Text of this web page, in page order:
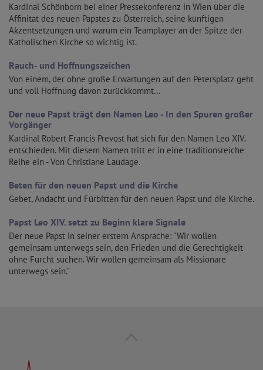
Kardinal Schönborn bei einer Pressekonferenz in Wien über die
Affinität des neuen Papstes zu Österreich, seine künftigen
Akzentsetzungen und warum ein Teamplayer an der Spitze der
Katholischen Kirche so wichtig ist.
Rauch- und Hoffnungszeichen
Von einem, der ohne große Erwartungen auf den Petersplatz geht
und voll Hoffnung davon zurückkommt…
Der neue Papst trägt den Namen Leo - In den Spuren großer
Vorgänger
Kardinal Robert Francis Prevost hat sich für den Namen Leo XIV.
entschieden. Mit diesem Namen tritt er in eine traditionsreiche
Reihe ein - Von Christiane Laudage.
Beten für den neuen Papst und die Kirche
Gebet, Andacht und Fürbitten für den neuen Papst und die Kirche.
Papst Leo XIV. setzt zu Beginn klare Signale
Der neue Papst in seiner erstern Ansprache: "Wir wollen
gemeinsam unterwegs sein, den Frieden und die Gerechtigkeit
ohne Furcht suchen. Wir wollen gemeinsam als Missionare
unterwegs sein."